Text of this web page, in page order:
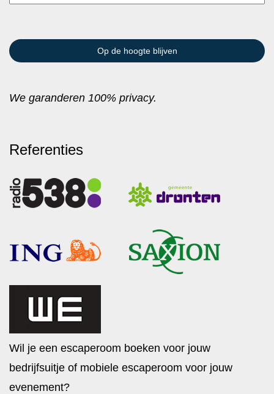
We garanderen 100% privacy.
Referenties
Wil je een escaperoom boeken voor jouw
bedrijfsuitje of mobiele escaperoom voor jouw
evenement?